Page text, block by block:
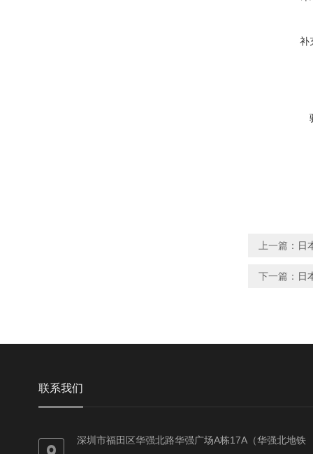
补
上一篇： 日
下一篇： 日
联系我们
深圳市福田区华强北路华强广场A栋17A（华强北地铁